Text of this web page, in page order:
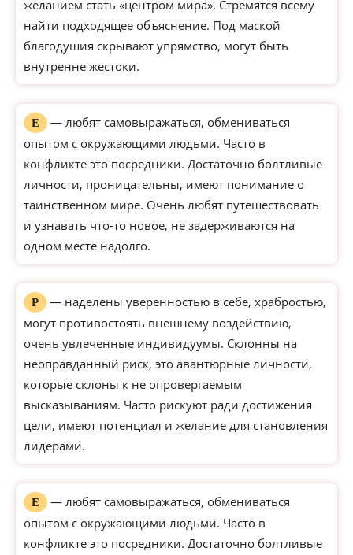
желанием стать «центром мира». Стремятся всему
найти подходящее объяснение. Под маской
благодушия скрывают упрямство, могут быть
внутренне жестоки.
Е
— любят самовыражаться, обмениваться
опытом с окружающими людьми. Часто в
конфликте это посредники. Достаточно болтливые
личности, проницательны, имеют понимание о
таинственном мире. Очень любят путешествовать
и узнавать что-то новое, не задерживаются на
одном месте надолго.
Р
— наделены уверенностью в себе, храбростью,
могут противостоять внешнему воздействию,
очень увлеченные индивидуумы. Склонны на
неоправданный риск, это авантюрные личности,
которые склоны к не опровергаемым
высказываниям. Часто рискуют ради достижения
цели, имеют потенциал и желание для становления
лидерами.
Е
— любят самовыражаться, обмениваться
опытом с окружающими людьми. Часто в
конфликте это посредники. Достаточно болтливые